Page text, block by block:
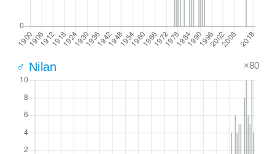
♂ Nilan ×80